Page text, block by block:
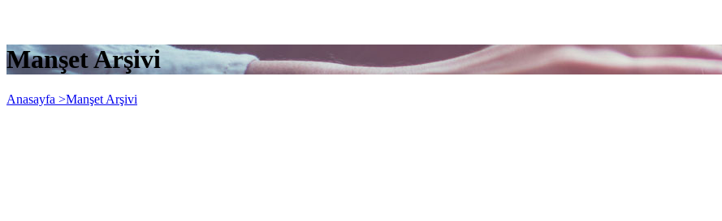
Manşet Arşivi
Anasayfa >Manşet Arşivi